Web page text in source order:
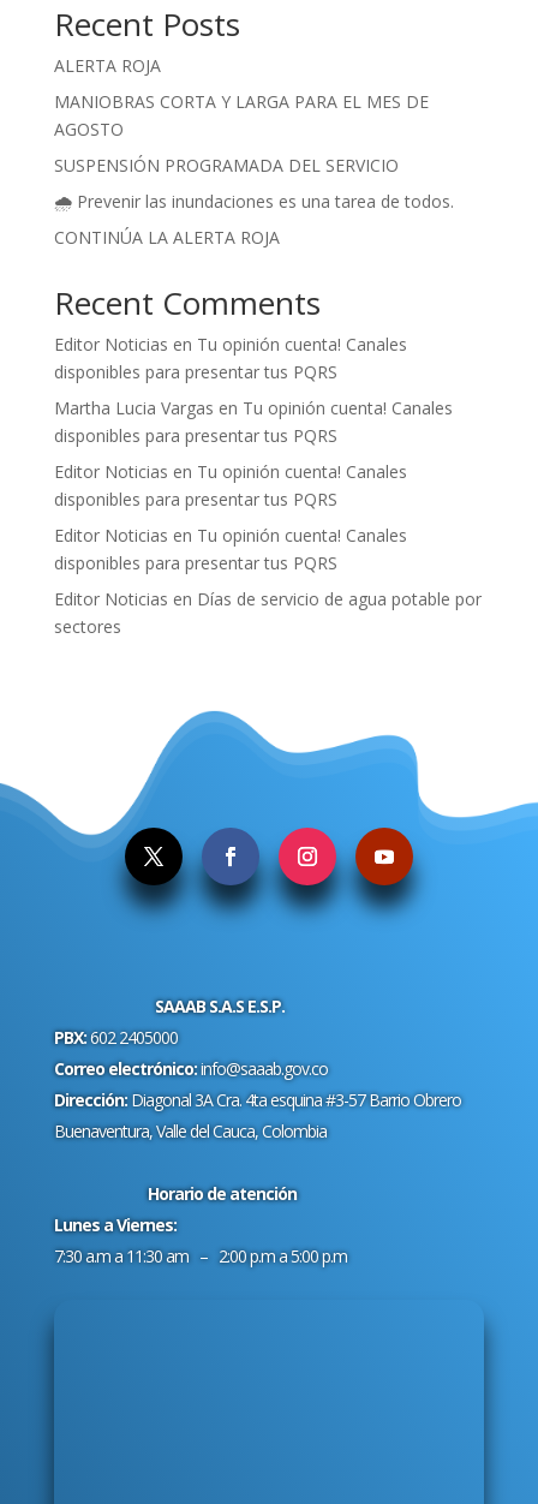
Recent Posts
ALERTA ROJA
MANIOBRAS CORTA Y LARGA PARA EL MES DE
AGOSTO
SUSPENSIÓN PROGRAMADA DEL SERVICIO
🌧️ Prevenir las inundaciones es una tarea de todos.
CONTINÚA LA ALERTA ROJA
Recent Comments
Editor Noticias en Tu opinión cuenta! Canales
disponibles para presentar tus PQRS
Martha Lucia Vargas en Tu opinión cuenta! Canales
disponibles para presentar tus PQRS
Editor Noticias en Tu opinión cuenta! Canales
disponibles para presentar tus PQRS
Editor Noticias en Tu opinión cuenta! Canales
disponibles para presentar tus PQRS
Editor Noticias en Días de servicio de agua potable por
sectores
SAAAB S.A.S E.S.P.
PBX:602 2405000
Correo electrónico:info@saaab.gov.co
Dirección:Diagonal 3A Cra. 4ta esquina #3-57 Barrio Obrero
Buenaventura, Valle del Cauca, Colombia
Horario de atención
Lunes a Viernes:
7:30 a.m a 11:30 am – 2:00 p.m a 5:00 p.m